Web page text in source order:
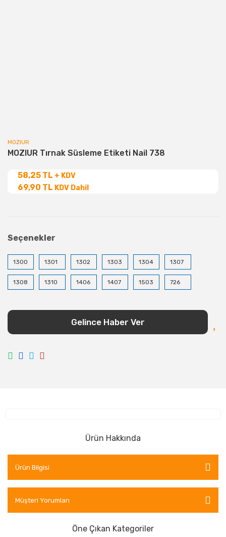
MOZIUR
MOZIUR Tırnak Süsleme Etiketi Nail 738
58,25 TL + KDV
69,90 TL KDV Dahil
Seçenekler
1300 1301 1302 1303 1304 1307
1308 1310 1406 1407 1503 726
Gelince Haber Ver
Ürün Hakkında
Ürün Bilgisi
Müşteri Yorumları
Öne Çıkan Kategoriler